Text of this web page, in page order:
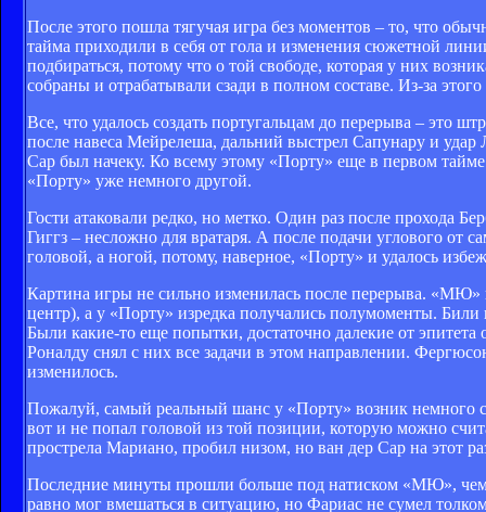
После этого пошла тягучая игра без моментов – то, что
тайма приходили в себя от гола и изменения сюжетной
подбираться, потому что о той свободе, которая у них
собраны и отрабатывали сзади в полном составе. Из-за
Все, что удалось создать португальцам до перерыва – это
после навеса Мейрелеша, дальний выстрел Сапунару и
Сар был начеку. Ко всему этому «Порту» еще в первом
«Порту» уже немного другой.
Гости атаковали редко, но метко. Один раз после прохода
Гиггз – несложно для вратаря. А после подачи углового
головой, а ногой, потому, наверное, «Порту» и удалось
Картина игры не сильно изменилась после перерыва.
центр), а у «Порту» изредка получались полумоменты.
Были какие-то еще попытки, достаточно далекие от
Роналду снял с них все задачи в этом направлении.
изменилось.
Пожалуй, самый реальный шанс у «Порту» возник немного
вот и не попал головой из той позиции, которую можно
прострела Мариано, пробил низом, но ван дер Сар на этот
Последние минуты прошли больше под натиском «МЮ», чем
равно мог вмешаться в ситуацию, но Фариас не сумел